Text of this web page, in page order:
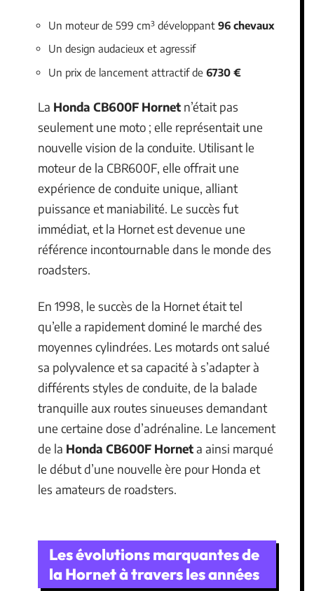
Un moteur de 599 cm³ développant 96 chevaux
Un design audacieux et agressif
Un prix de lancement attractif de 6730 €
La Honda CB600F Hornet n’était pas
seulement une moto ; elle représentait une
nouvelle vision de la conduite. Utilisant le
moteur de la CBR600F, elle offrait une
expérience de conduite unique, alliant
puissance et maniabilité. Le succès fut
immédiat, et la Hornet est devenue une
référence incontournable dans le monde des
roadsters.
En 1998, le succès de la Hornet était tel
qu’elle a rapidement dominé le marché des
moyennes cylindrées. Les motards ont salué
sa polyvalence et sa capacité à s’adapter à
différents styles de conduite, de la balade
tranquille aux routes sinueuses demandant
une certaine dose d’adrénaline. Le lancement
de la Honda CB600F Horneta ainsi marqué
le début d’une nouvelle ère pour Honda et
les amateurs de roadsters.
Les évolutions marquantes de
la Hornet à travers les années